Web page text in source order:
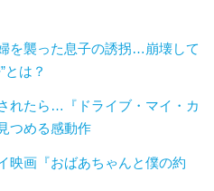
を襲った息子の誘拐…崩壊して
とは？
れたら…『ドライブ・マイ・カ
つめる感動作
映画『おばあちゃんと僕の約